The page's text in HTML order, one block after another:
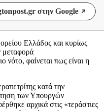
στην Google
Ελλάδος και κυρίως
μεταφορά
νότο, φαίνεται πως είναι η
κατά την
των Υπουργών
αρχικά στις «τεράστιες